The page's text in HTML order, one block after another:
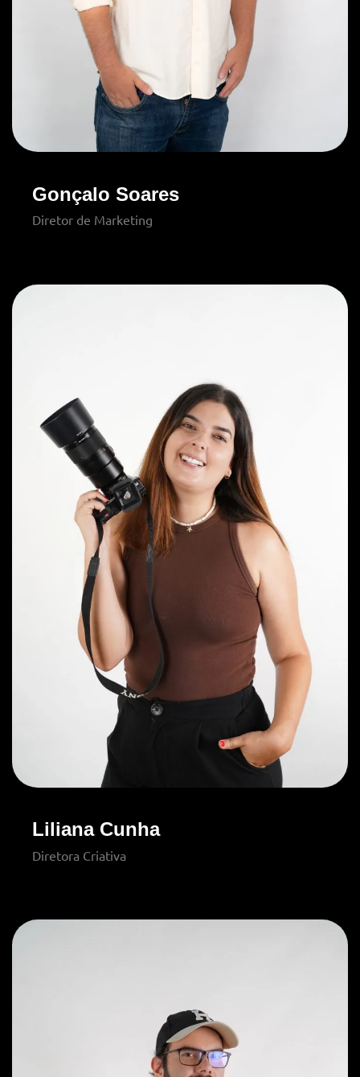
Gonçalo Soares
Diretor de Marketing
Liliana Cunha
Diretora Criativa